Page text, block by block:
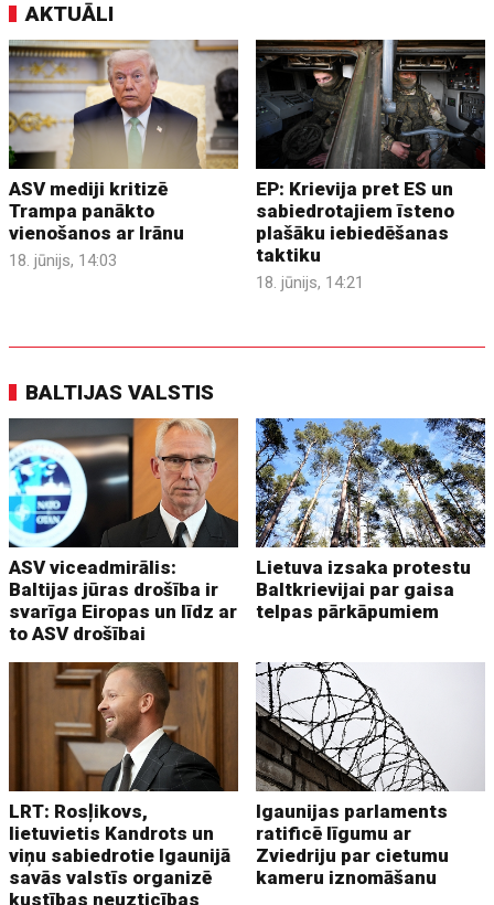
AKTUĀLI
ASV mediji kritizē
Trampa panākto
vienošanos ar Irānu
18. jūnijs, 14:03
EP: Krievija pret ES un
sabiedrotajiem īsteno
plašāku iebiedēšanas
taktiku
18. jūnijs, 14:21
BALTIJAS VALSTIS
ASV viceadmirālis:
Baltijas jūras drošība ir
svarīga Eiropas un līdz ar
to ASV drošībai
Lietuva izsaka protestu
Baltkrievijai par gaisa
telpas pārkāpumiem
LRT: Rosļikovs,
lietuvietis Kandrots un
viņu sabiedrotie Igaunijā
savās valstīs organizē
kustības neuzticības
Igaunijas parlaments
ratificē līgumu ar
Zviedriju par cietumu
kameru iznomāšanu